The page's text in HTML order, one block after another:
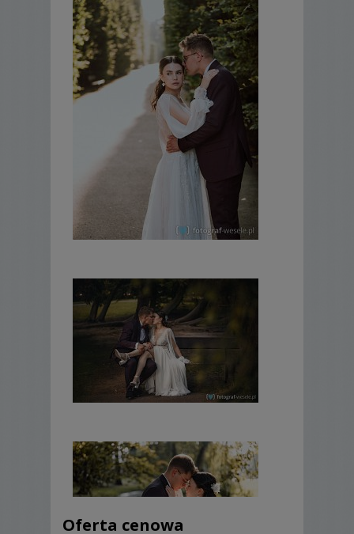
Oferta cenowa